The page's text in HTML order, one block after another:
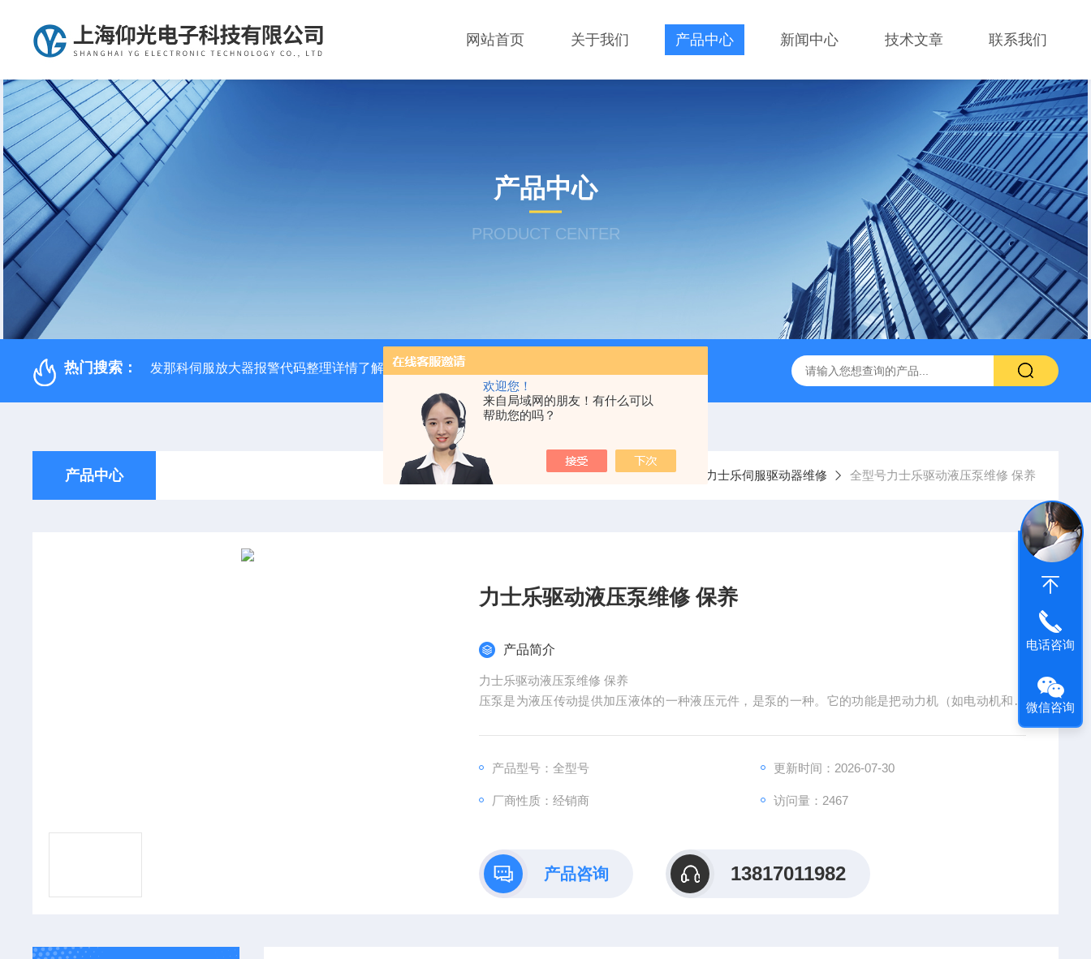
欢迎您！
来自局域网的朋友！有什么可以
帮助您的吗？
网站首页 关于我们 产品中心 新闻中心 技术文章 联系我们
产品中心
PRODUCT CENTER
热门搜索： 发那科伺服放大器报警代码整理详情了解 广州数控GSK980TD系统故障报警分析 全系列ABB变频器ACS88*代码F0010报警维修 FANUC数控系统常见故
产品中心 当前位置： 首页 产品中心 力士乐故障维修 力士乐伺服驱动器维修 全型号力士乐驱动液压泵维修 保养
力士乐驱动液压泵维修 保养
产品简介
力士乐驱动液压泵维修 保养
压泵是为液压传动提供加压液体的一种液压元件，是泵的一种。它的功能是把动力机（如电动机和内
燃机等）的机械能转换成液体的压力能。图中为单柱塞泵的工作原理。凸轮由电动机带动旋转。当凸
要的地方去。当凸轮旋转至曲线的下降部位时，弹簧迫使柱塞向下，形成一定真空度，油 箱中的油液
产品型号：全型号 更新时间：2026-07-30
厂商性质：经销商 访问量：2467
产品咨询 13817011982
电话咨询
微信咨询